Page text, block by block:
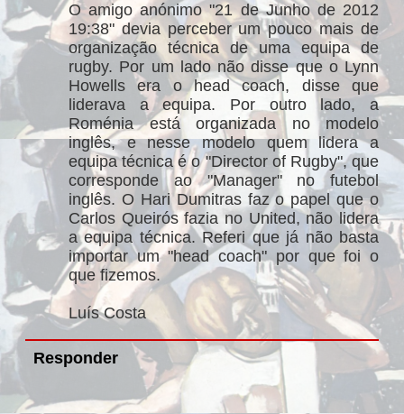
O amigo anónimo "21 de Junho de 2012
19:38" devia perceber um pouco mais de
organização técnica de uma equipa de
rugby. Por um lado não disse que o Lynn
Howells era o head coach, disse que
liderava a equipa. Por outro lado, a
Roménia está organizada no modelo
inglês, e nesse modelo quem lidera a
equipa técnica é o "Director of Rugby", que
corresponde ao "Manager" no futebol
inglês. O Hari Dumitras faz o papel que o
Carlos Queirós fazia no United, não lidera
a equipa técnica. Referi que já não basta
importar um "head coach" por que foi o
que fizemos.
Luís Costa
Responder